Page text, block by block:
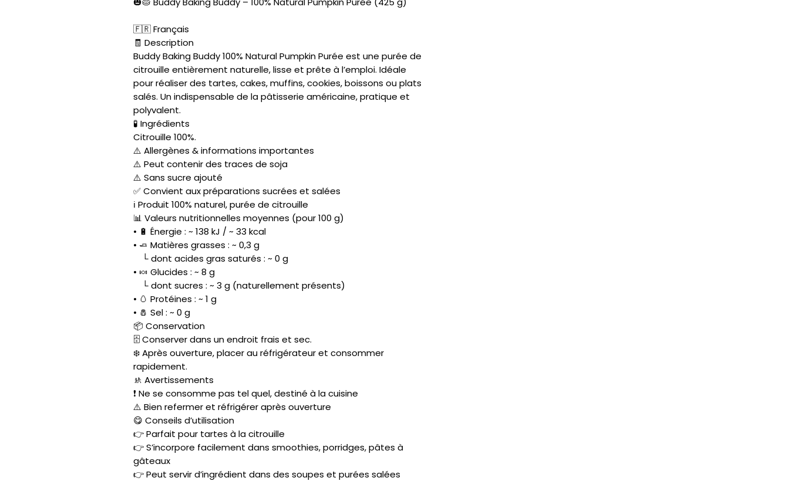
🇫🇷 Français
🧾 Description
Buddy Baking Buddy 100% Natural Pumpkin Purée est une purée de
citrouille entièrement naturelle, lisse et prête à l’emploi. Idéale
pour réaliser des tartes, cakes, muffins, cookies, boissons ou plats
salés. Un indispensable de la pâtisserie américaine, pratique et
polyvalent.
🧪 Ingrédients
Citrouille 100%.
⚠️ Allergènes & informations importantes
⚠️ Peut contenir des traces de soja
⚠️ Sans sucre ajouté
✅ Convient aux préparations sucrées et salées
ℹ️ Produit 100% naturel, purée de citrouille
📊 Valeurs nutritionnelles moyennes (pour 100 g)
• 🔋 Énergie : ~ 138 kJ / ~ 33 kcal
• 🧈 Matières grasses : ~ 0,3 g
└ dont acides gras saturés : ~ 0 g
• 🍬 Glucides : ~ 8 g
└ dont sucres : ~ 3 g (naturellement présents)
• 🥚 Protéines : ~ 1 g
• 🧂 Sel : ~ 0 g
📦 Conservation
🗄️ Conserver dans un endroit frais et sec.
❄️ Après ouverture, placer au réfrigérateur et consommer
rapidement.
🚸 Avertissements
❗ Ne se consomme pas tel quel, destiné à la cuisine
⚠️ Bien refermer et réfrigérer après ouverture
😋 Conseils d’utilisation
👉 Parfait pour tartes à la citrouille
👉 S’incorpore facilement dans smoothies, porridges, pâtes à
gâteaux
👉 Peut servir d’ingrédient dans des soupes et purées salées